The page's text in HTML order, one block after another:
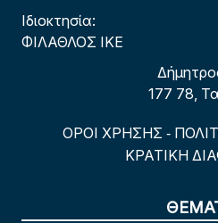
Ιδιοκτησία:
ΦΙΛΑΘΛΟΣ ΙΚΕ
177 78,
ΟΡΟΙ ΧΡΗΣΗΣ -
ΚΡΑΤΙΚΗ